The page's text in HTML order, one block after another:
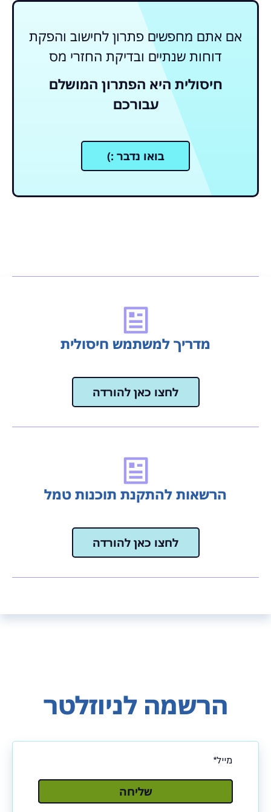
אם אתם מחפשים פתרון לחישוב והפקת
דוחות שנתיים ובדיקת החזרי מס
חיסולית היא הפתרון המושלם
עבורכם
בואו נדבר :)
מדריך למשתמש חיסולית
לחצו כאן להורדה
הרשאות להתקנת תוכנות טמל
לחצו כאן להורדה
הרשמה לניוזלטר
שלח
שליחה